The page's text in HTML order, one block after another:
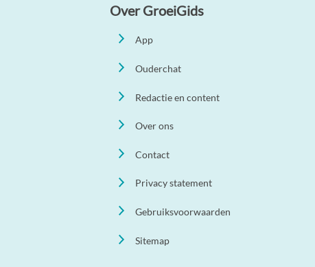
Over GroeiGids
App
Ouderchat
Redactie en content
Over ons
Contact
Privacy statement
Gebruiksvoorwaarden
Sitemap